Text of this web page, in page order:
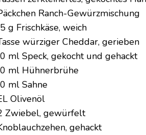
Ranch-Gewürzmischung
g Frischkäse, weich
würziger Cheddar, gerieben
ml Speck, gekocht und gehackt
ml Hühnerbrühe
ml Sahne
Olivenöl
Zwiebel, gewürfelt
gehackt